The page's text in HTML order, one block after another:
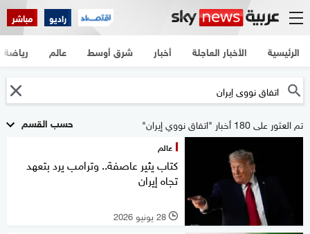
راديو مباشر
الرئيسية الأخبار العاجلة أخبار شرق أوسط عالم رياضة
حسب القسم تم العثور على 180 أخبار "اتفاق نووي إيران"
عالم
كتاب يثير عاصفة.. وترامب يرد بتعهد
تجاه إيران
l 28 يونيو 2026